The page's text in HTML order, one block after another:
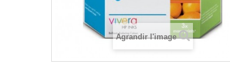
Agrandir l'image